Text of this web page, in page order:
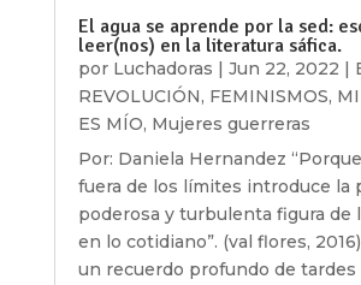
El agua se aprende por la sed:
leer(nos) en la literatura sáfica.
por Luchadoras | Jun 22, 2022 |
REVOLUCIÓN, FEMINISMOS,
ES MÍO, Mujeres guerreras
Por: Daniela Hernandez
fuera de los límites introduce la
poderosa y turbulenta figura de
en lo cotidiano”. (val flores,
un recuerdo profundo de tardes